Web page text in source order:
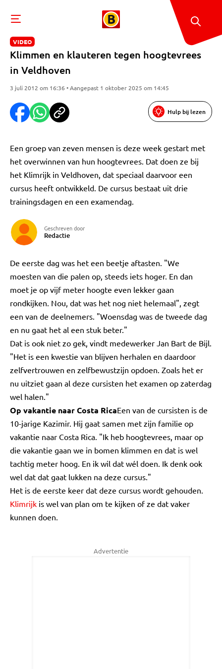
VIDEO
Klimmen en klauteren tegen hoogtevrees
in Veldhoven
3 juli 2012 om 16:36 • Aangepast 1 oktober 2025 om 14:45
Hulp bij lezen
Een groep van zeven mensen is deze week gestart met
het overwinnen van hun hoogtevrees. Dat doen ze bij
het Klimrijk in Veldhoven, dat speciaal daarvoor een
cursus heeft ontwikkeld. De cursus bestaat uit drie
trainingsdagen en een examendag.
Geschreven door
Redactie
De eerste dag was het een beetje aftasten. "We
moesten van die palen op, steeds iets hoger. En dan
moet je op vijf meter hoogte even lekker gaan
rondkijken. Nou, dat was het nog niet helemaal", zegt
een van de deelnemers. "Woensdag was de tweede dag
en nu gaat het al een stuk beter."
Dat is ook niet zo gek, vindt medewerker Jan Bart de Bijl.
"Het is een kwestie van blijven herhalen en daardoor
zelfvertrouwen en zelfbewustzijn opdoen. Zoals het er
nu uitziet gaan al deze cursisten het examen op zaterdag
wel halen."
Op vakantie naar Costa RicaEen van de cursisten is de
10-jarige Kazimir. Hij gaat samen met zijn familie op
vakantie naar Costa Rica. "Ik heb hoogtevrees, maar op
die vakantie gaan we in bomen klimmen en dat is wel
tachtig meter hoog. En ik wil dat wél doen. Ik denk ook
wel dat dat gaat lukken na deze cursus."
Het is de eerste keer dat deze cursus wordt gehouden.
Klimrijk is wel van plan om te kijken of ze dat vaker
kunnen doen.
Advertentie